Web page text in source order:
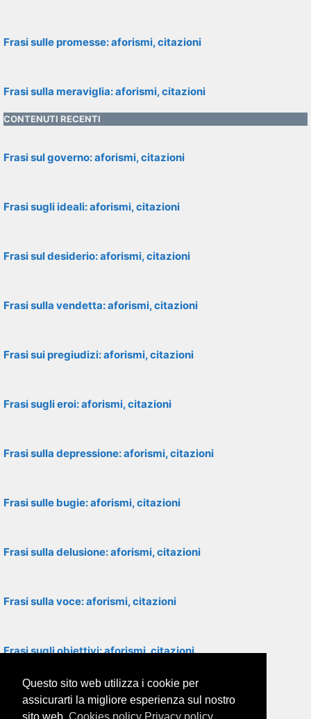
Frasi sulle promesse: aforismi, citazioni
Frasi sulla meraviglia: aforismi, citazioni
CONTENUTI RECENTI
Frasi sul governo: aforismi, citazioni
Frasi sugli ideali: aforismi, citazioni
Frasi sul desiderio: aforismi, citazioni
Frasi sulla vendetta: aforismi, citazioni
Frasi sui pregiudizi: aforismi, citazioni
Frasi sugli eroi: aforismi, citazioni
Frasi sulla depressione: aforismi, citazioni
Frasi sulle bugie: aforismi, citazioni
Frasi sulla delusione: aforismi, citazioni
Frasi sulla voce: aforismi, citazioni
Frasi sugli obiettivi: aforismi, citazioni
Frasi sulla seduzione: aforismi, citazioni
Questo sito web utilizza i cookie per
assicurarti la migliore esperienza sul nostro